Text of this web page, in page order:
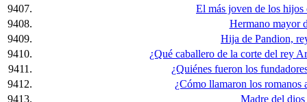
9407.
El más joven de los hijos
9408.
Hermano mayor
9409.
Hija de Pandion,
9410.
¿Qué caballero de la corte del rey
9411.
¿Quiénes fueron los
9412.
¿Cómo llamaron los romanos
9413.
Madre del dios